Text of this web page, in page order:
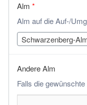
Alm *
Alm auf die Auf-/
Schwarzenberg-
Andere Alm
Falls die